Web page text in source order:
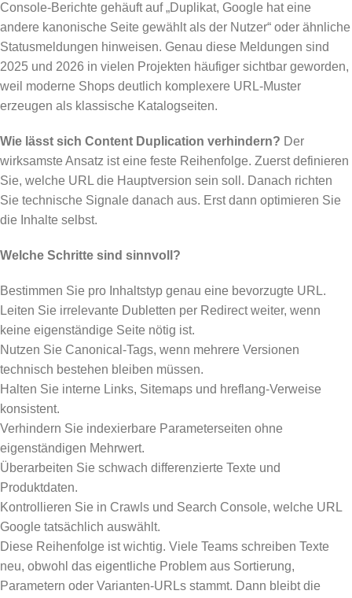
Console-Berichte gehäuft auf „Duplikat, Google hat eine
andere kanonische Seite gewählt als der Nutzer“ oder ähnliche
Statusmeldungen hinweisen. Genau diese Meldungen sind
2025 und 2026 in vielen Projekten häufiger sichtbar geworden,
weil moderne Shops deutlich komplexere URL-Muster
erzeugen als klassische Katalogseiten.
Wie lässt sich Content Duplication verhindern? Der
wirksamste Ansatz ist eine feste Reihenfolge. Zuerst definieren
Sie, welche URL die Hauptversion sein soll. Danach richten
Sie technische Signale danach aus. Erst dann optimieren Sie
die Inhalte selbst.
Welche Schritte sind sinnvoll?
Bestimmen Sie pro Inhaltstyp genau eine bevorzugte URL.
Leiten Sie irrelevante Dubletten per Redirect weiter, wenn
keine eigenständige Seite nötig ist.
Nutzen Sie Canonical-Tags, wenn mehrere Versionen
technisch bestehen bleiben müssen.
Halten Sie interne Links, Sitemaps und hreflang-Verweise
konsistent.
Verhindern Sie indexierbare Parameterseiten ohne
eigenständigen Mehrwert.
Überarbeiten Sie schwach differenzierte Texte und
Produktdaten.
Kontrollieren Sie in Crawls und Search Console, welche URL
Google tatsächlich auswählt.
Diese Reihenfolge ist wichtig. Viele Teams schreiben Texte
neu, obwohl das eigentliche Problem aus Sortierung,
Parametern oder Varianten-URLs stammt. Dann bleibt die